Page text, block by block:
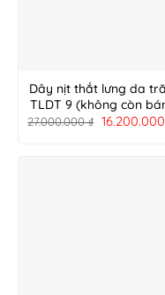
Dây nịt thắt lưng da
TLDT 9 (không còn
27.000.000₫ 16.200.000